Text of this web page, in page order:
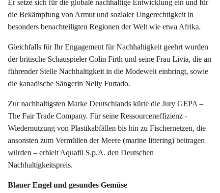
Er setze sich für die globale nachhaltige Entwicklung ein und für
die Bekämpfung von Armut und sozialer Ungerechtigkeit in
besonders benachteiligten Regionen der Welt wie etwa Afrika.
Gleichfalls für Ihr Engagement für Nachhaltigkeit geehrt wurden
der britische Schauspieler Colin Firth und seine Frau Livia, die an
führender Stelle Nachhaltigkeit in die Modewelt einbringt, sowie
die kanadische Sängerin Nelly Furtado.
Zur nachhaltigsten Marke Deutschlands kürte die Jury GEPA –
The Fair Trade Company. Für seine Ressourceneffizienz -
Wiedernutzung von Plastikabfällen bis hin zu Fischernetzen, die
ansonsten zum Vermüllen der Meere (marine littering) beitragen
würden – erhielt Aquafil S.p.A. den Deutschen
Nachhaltigkeitspreis.
Blauer Engel und gesundes Gemüse